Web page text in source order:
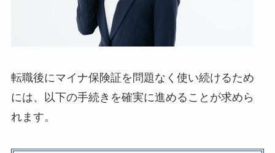
転職後にマイナ保険証を問題なく使い続けるため
には、以下の手続きを確実に進めることが求めら
れます。